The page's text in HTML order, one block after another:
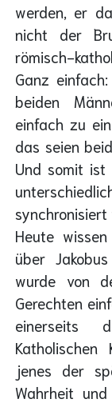
werden, er
nicht der
römisch-
Ganz
beiden
einfach zu
das seien
Und somit ist
synchronisiert
Heute
über
wurde von
Gerechten
einerseits
jenes der
Wahrheit